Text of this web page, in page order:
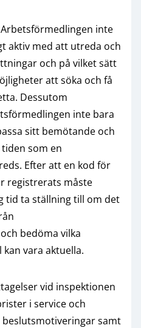
inte
aktiv med att utreda och
och på vilket sätt
att söka och få
Dessutom
inte bara
sitt bemötande och
som en
Efter att en kod för
registrerats måste
tid ta ställning till om det
bedöma vilka
vara aktuella.
vid inspektionen
i service och
samt